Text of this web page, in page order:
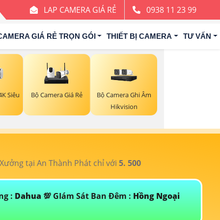
LAP CAMERA GIÁ RẺ 0938 11 23 99
GIÁ RẺ TRỌN GÓI THIẾT BỊ CAMERA TƯ VẤN
Siêu
Bộ Camera Giá Rẻ
Bộ Camera Ghi Âm
Hikvision
tại An Thành Phát chỉ với 5. 500
: Dahua 💯 GIám Sát Ban Đêm : Hồng Ngoại